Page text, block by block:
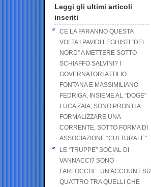
Leggi gli ultimi articoli
inseriti
CE LA FARANNO QUESTA
VOLTA I PAVIDI LEGHISTI “DEL
NORD” A METTERE SOTTO
SCHIAFFO SALVINI? I
GOVERNATORI ATTILIO
FONTANA E MASSIMILIANO
FEDRIGA, INSIEME AL “DOGE”
LUCA ZAIA, SONO PRONTI A
FORMALIZZARE UNA
CORRENTE, SOTTO FORMA DI
ASSOCIAZIONE “CULTURALE”
LE “TRUPPE” SOCIAL DI
VANNACCI? SONO
FARLOCCHE: UN ACCOUNT SU
QUATTRO TRA QUELLI CHE